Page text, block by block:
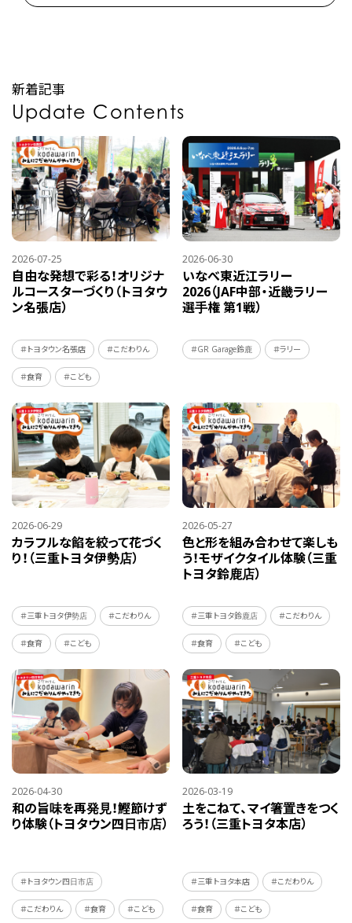
新着記事
Update Contents
2026-07-25
自由な発想で彩る！オリジナ
ルコースターづくり（トヨタウ
ン名張店）
＃トヨタウン名張店 ＃こだわりん
＃食育 ＃こども
2026-06-30
いなべ東近江ラリー
2026（JAF中部・近畿ラリー
選手権 第1戦）
＃GR Garage鈴鹿 ＃ラリー
2026-06-29
カラフルな餡を絞って花づく
り！（三重トヨタ伊勢店）
＃三重トヨタ伊勢店 ＃こだわりん
＃食育 ＃こども
2026-05-27
色と形を組み合わせて楽しも
う！モザイクタイル体験（三重
トヨタ鈴鹿店）
＃三重トヨタ鈴鹿店 ＃こだわりん
＃食育 ＃こども
2026-04-30
和の旨味を再発見！鰹節けず
り体験（トヨタウン四日市店）
＃トヨタウン四日市店
＃こだわりん ＃食育 ＃こども
2026-03-19
土をこねて、マイ箸置きをつく
ろう！（三重トヨタ本店）
＃三重トヨタ本店 ＃こだわりん
＃食育 ＃こども